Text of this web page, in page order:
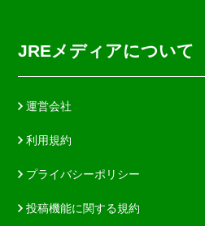
JREメディアについて
運営会社
利用規約
プライバシーポリシー
投稿機能に関する規約